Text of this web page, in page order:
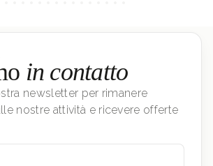
in contatto
newsletter per rimanere
nostre attività e ricevere offerte